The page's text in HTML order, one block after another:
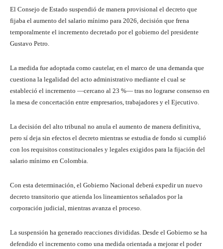
El Consejo de Estado suspendió de manera provisional el decreto que
fijaba el aumento del salario mínimo para 2026, decisión que frena
temporalmente el incremento decretado por el gobierno del presidente
Gustavo Petro.
La medida fue adoptada como cautelar, en el marco de una demanda que
cuestiona la legalidad del acto administrativo mediante el cual se
estableció el incremento —cercano al 23 %— tras no lograrse consenso en
la mesa de concertación entre empresarios, trabajadores y el Ejecutivo.
La decisión del alto tribunal no anula el aumento de manera definitiva,
pero sí deja sin efectos el decreto mientras se estudia de fondo si cumplió
con los requisitos constitucionales y legales exigidos para la fijación del
salario mínimo en Colombia.
Con esta determinación, el Gobierno Nacional deberá expedir un nuevo
decreto transitorio que atienda los lineamientos señalados por la
corporación judicial, mientras avanza el proceso.
La suspensión ha generado reacciones divididas. Desde el Gobierno se ha
defendido el incremento como una medida orientada a mejorar el poder